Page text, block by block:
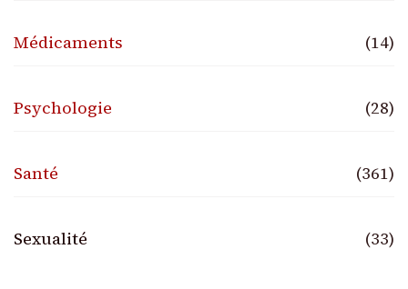
Médicaments (14)
Psychologie (28)
Santé (361)
Sexualité (33)